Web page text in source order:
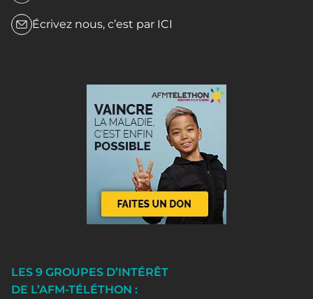
Écrivez nous, c’est par ICI
LES 9 GROUPES D’INTÉRÊT
DE L’AFM-TÉLÉTHON :